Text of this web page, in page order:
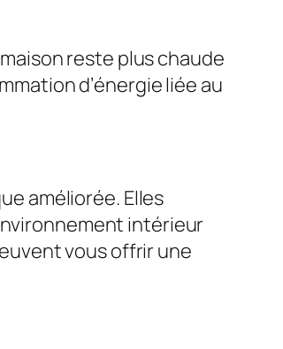
reste plus chaude
d’énergie liée au
améliorée. Elles
intérieur
vous offrir une